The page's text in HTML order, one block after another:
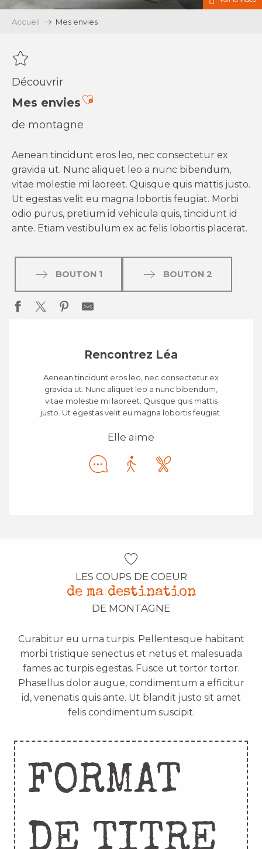
Accueil Mes envies
Découvrir
Mes enviesAjouter aux favoris
de montagne
Aenean tincidunt eros leo, nec consectetur ex
gravida ut. Nunc aliquet leo a nunc bibendum,
vitae molestie mi laoreet. Quisque quis mattis justo.
Ut egestas velit eu magna lobortis feugiat. Morbi
odio purus, pretium id vehicula quis, tincidunt id
ante. Etiam vestibulum ex ac felis lobortis placerat.
BOUTON 1 BOUTON 2
Rencontrez Léa
Aenean tincidunt eros leo, nec consectetur ex
gravida ut. Nunc aliquet leo a nunc bibendum,
vitae molestie mi laoreet. Quisque quis mattis
justo. Ut egestas velit eu magna lobortis feugiat.
Elle aime
LES COUPS DE COEUR
de ma destination
DE MONTAGNE
Curabitur eu urna turpis. Pellentesque habitant
morbi tristique senectus et netus et malesuada
fames ac turpis egestas. Fusce ut tortor tortor.
Phasellus dolor augue, condimentum a efficitur
id, venenatis quis ante. Ut blandit justo sit amet
felis condimentum suscipit.
FORMAT